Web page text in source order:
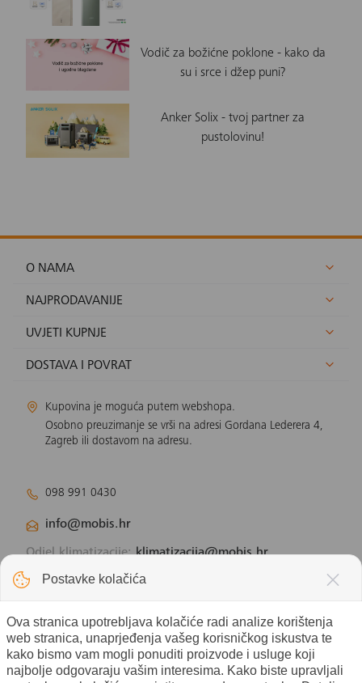
Vodič za božićne poklone - kako da
su i srce i džep puni?
Anker Solix - tvoj partner za
pustolovinu!
O NAMA
NAJPRODAVANIJE
UVJETI KUPNJE
DOSTAVA I POVRAT
Kupovina je moguća putem webshopa.
Osobno preuzimanje se vrši na adresi Gordana Lederera 4,
Zagreb ili dostavom na adresu.
098 991 0430
info@mobis.hr
Odjel klimatizacije:klimatizacija@mobis.hr
Odjel solarnih panela:
Postavke kolačića
Ova stranica upotrebljava kolačiće radi analize korištenja
web stranica, unaprjeđenja vašeg korisničkog iskustva te
kako bismo vam mogli ponuditi proizvode i usluge koji
najbolje odgovaraju vašim interesima. Kako biste upravljali